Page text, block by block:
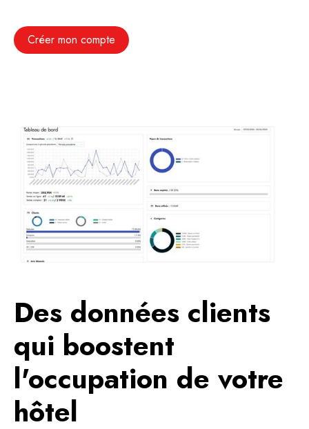
Créer mon compte
Des données clients
qui boostent
l'occupation de votre
hôtel